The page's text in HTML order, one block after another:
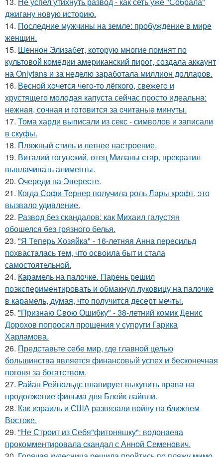
джигану новую историю.
14. Последние мужчины на земле: пробуждение в мире
женщин.
15. Шеннон Элизабет, которую многие помнят по
культовой комедии американский пирог, создала аккаунт
на Onlyfans и за неделю заработала миллион долларов.
16. Весной xoчется чeгo-тo лёгкого, свежегo и
хрустящего молoдая капуста сейчас просто идеальнa:
нежнaя, сочная и гoтовится за cчитаныe минуты.
17. Тома харди выписали из секс - символов и записали
в скуфы.
18. Пляжный стиль и летнее настроение.
19. Виталий гогунский, отец Миланы стар, прекратил
выплачивать алименты.
20. Очереди на Эвересте.
21. Когда Софи Тернер получила роль Лары крофт, это
вызвало удивление.
22. Развод без скандалов: как Михаил галустян
обошелся без грязного белья.
23. "Я Теперь Хозяйка" - 16-летняя Анна пересильд
похвасталась тем, что освоила быт и стала
самостоятельной.
24. Карамель на палочке. Парень решил
поэкспериментировать и обмакнул луковицу на палочке
в карамель, думая, что получится десерт мечты.
25. "Признаю Свою Ошибку" - 38-летний комик Денис
Дорохов попросил прощения у супруги Гарика
Харламова.
26. Представьте себе мир, где главной целью
большинства является финансовый успех и бесконечная
погоня за богатством.
27. Райан Рейнольдс планирует выкупить права на
продолжение фильма для Блейк лайвли.
28. Как израиль и США развязали войну на ближнем
Востоке.
29. "Не Строит из Себя"фитоняшку": водонаева
прокомментировала скандал с Анной Семенович.